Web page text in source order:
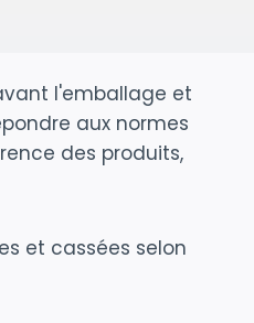
l'emballage et
aux normes
des produits,
et cassées selon